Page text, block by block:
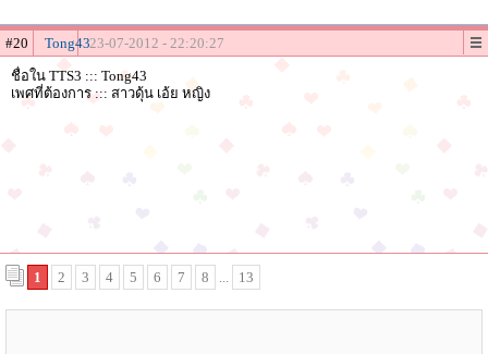
#20 Tong4323-07-2012 - 22:20:27
ชื่อใน TTS3 ::: Tong43
เพศที่ต้องการ ::: สาวดุ้น เอ้ย หญิง
1 2 3 4 5 6 7 8 ... 13